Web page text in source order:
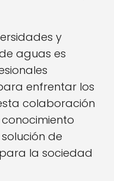
y
aguas es
enfrentar los
colaboración
de
la sociedad